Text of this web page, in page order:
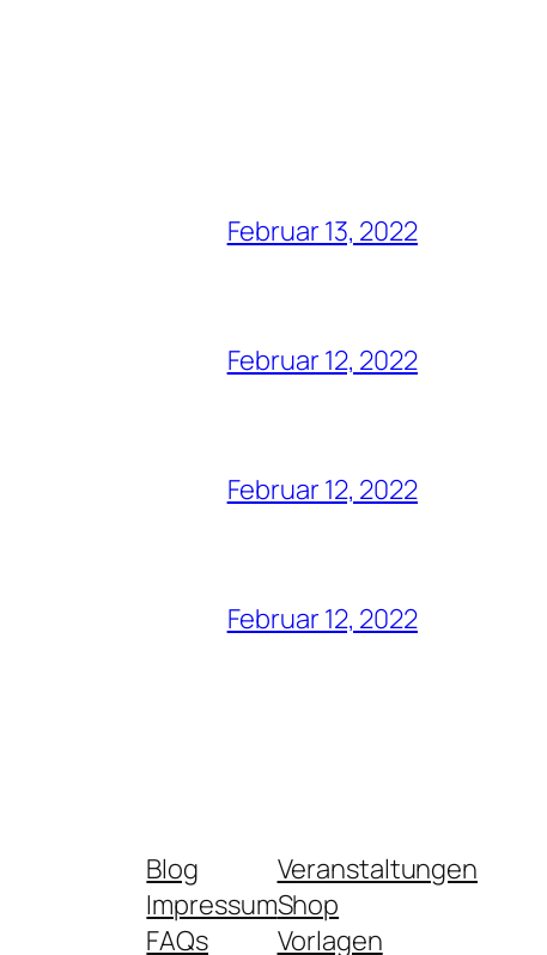
Februar 13, 2022
Februar 12, 2022
Februar 12, 2022
Februar 12, 2022
Blog
Impressum
FAQs
Veranstaltungen
Shop
Vorlagen